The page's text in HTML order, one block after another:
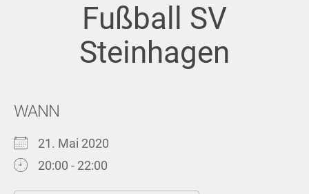
Fußball SV
Steinhagen
WANN
21. Mai 2020
20:00 - 22:00